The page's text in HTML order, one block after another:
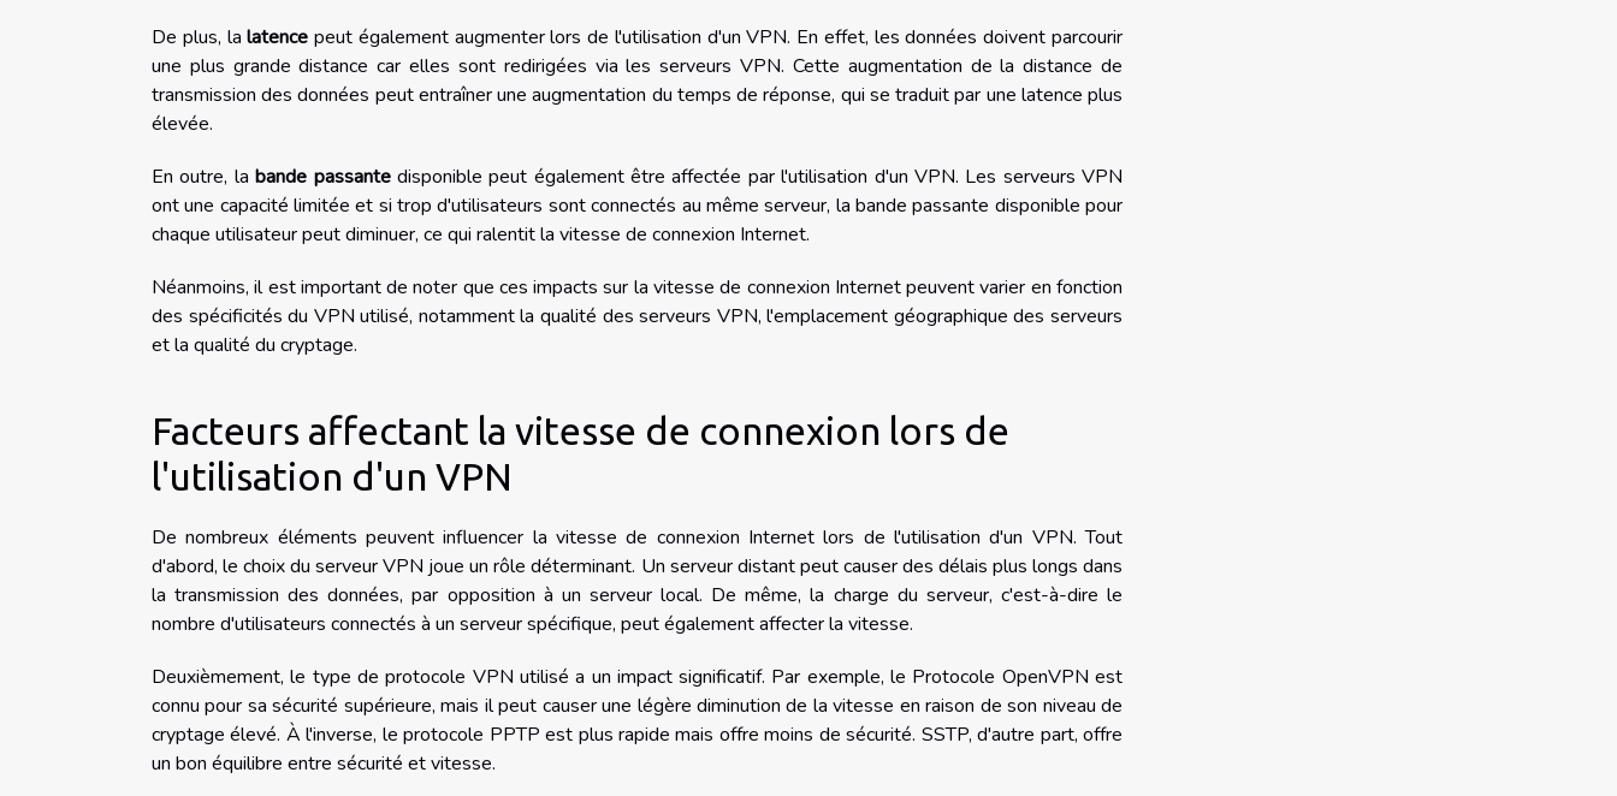
De plus, lalatence peut également augmenter lors de l'utilisation d'un VPN. En effet, les données doivent parcourir
une plus grande distance car elles sont redirigées via les serveurs VPN. Cette augmentation de la distance de
transmission des données peut entraîner une augmentation du temps de réponse, qui se traduit par une latence plus
élevée.
En outre, labande passantedisponible peut également être affectée par l'utilisation d'un VPN. Les serveurs VPN
ont une capacité limitée et si trop d'utilisateurs sont connectés au même serveur, la bande passante disponible pour
chaque utilisateur peut diminuer, ce qui ralentit la vitesse de connexion Internet.
Néanmoins, il est important de noter que ces impacts sur la vitesse de connexion Internet peuvent varier en fonction
des spécificités du VPN utilisé, notamment la qualité des serveurs VPN, l'emplacement géographique des serveurs
et la qualité du cryptage.
Facteurs affectant la vitesse de connexion lors de
l'utilisation d'un VPN
De nombreux éléments peuvent influencer la vitesse de connexion Internet lors de l'utilisation d'un VPN. Tout
d'abord, le choix du serveur VPN joue un rôle déterminant. Un serveur distant peut causer des délais plus longs dans
la transmission des données, par opposition à un serveur local. De même, la charge du serveur, c'est-à-dire le
nombre d'utilisateurs connectés à un serveur spécifique, peut également affecter la vitesse.
Deuxièmement, le type de protocole VPN utilisé a un impact significatif. Par exemple, le Protocole OpenVPN est
connu pour sa sécurité supérieure, mais il peut causer une légère diminution de la vitesse en raison de son niveau de
cryptage élevé. À l'inverse, le protocole PPTP est plus rapide mais offre moins de sécurité. SSTP, d'autre part, offre
un bon équilibre entre sécurité et vitesse.